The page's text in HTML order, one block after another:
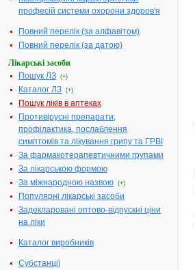
професій системи охорони здоров'я
Повний перелік (за алфавітом)
Повний перелік (за датою)
Лікарські засоби
Пошук ЛЗ (+)
Каталог ЛЗ (+)
Пошук ліків в аптеках
Противірусні препарати;
профілактика, послаблення
симптомів та лікування грипу та ГРВІ
За фармакотерапевтичними групами
За лікарською формою
За міжнародною назвою (+)
Популярні лікарські засоби
Задекларовані оптово-відпускні ціни
на ліки
Каталог виробників
Субстанції